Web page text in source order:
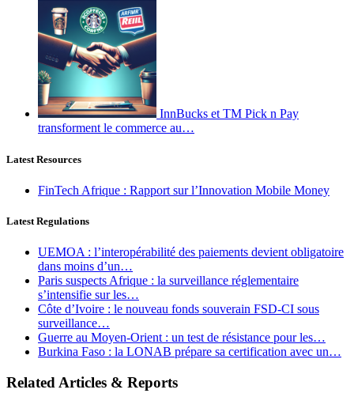
InnBucks et TM Pick n Pay
transforment le commerce au…
Latest Resources
FinTech Afrique : Rapport sur l’Innovation Mobile Money
Latest Regulations
UEMOA : l’interopérabilité des paiements devient obligatoire
dans moins d’un…
Paris suspects Afrique : la surveillance réglementaire
s’intensifie sur les…
Côte d’Ivoire : le nouveau fonds souverain FSD-CI sous
surveillance…
Guerre au Moyen-Orient : un test de résistance pour les…
Burkina Faso : la LONAB prépare sa certification avec un…
Related Articles & Reports